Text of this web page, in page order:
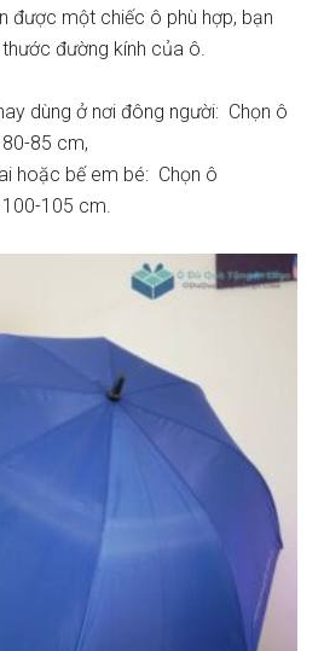
được một chiếc ô phù hợp, bạn
đường kính của ô.
dùng ở nơi đông người: Chọn ô
85 cm,
hoặc bế em bé: Chọn ô
105 cm.